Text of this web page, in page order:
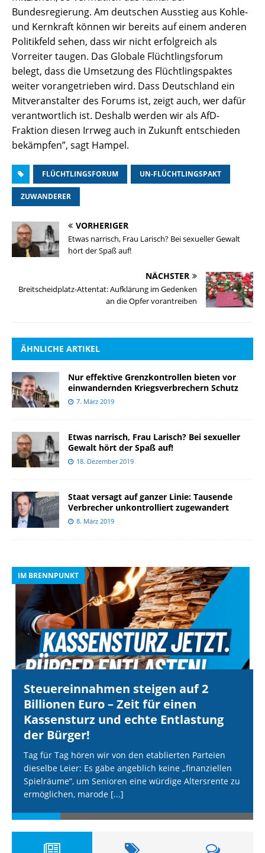
Bundesregierung. Am deutschen Ausstieg aus Kohle-
und Kernkraft können wir bereits auf einem anderen
Politikfeld sehen, dass wir nicht erfolgreich als
Vorreiter taugen. Das Globale Flüchtlingsforum
belegt, dass die Umsetzung des Flüchtlingspaktes
weiter vorangetrieben wird. Dass Deutschland ein
Mitveranstalter des Forums ist, zeigt auch, wer dafür
verantwortlich ist. Deshalb werden wir als AfD-
Fraktion diesen Irrweg auch in Zukunft entschieden
bekämpfen”, sagt Hampel.
FLÜCHTLINGSFORUM UN-FLÜCHTLINGSPAKT
ZUWANDERER
VORHERIGER
Etwas narrisch, Frau Larisch? Bei sexueller Gewalt
hört der Spaß auf!
NÄCHSTER
Breitscheidplatz-Attentat: Aufklärung im Gedenken
an die Opfer vorantreiben
ÄHNLICHE ARTIKEL
Nur effektive Grenzkontrollen bieten vor
einwandernden Kriegsverbrechern Schutz
7. März 2019
Etwas narrisch, Frau Larisch? Bei sexueller
Gewalt hört der Spaß auf!
18. Dezember 2019
Staat versagt auf ganzer Linie: Tausende
Verbrecher unkontrolliert zugewandert
8. März 2019
IM BRENNPUNKT
Steuereinnahmen steigen auf 2
Billionen Euro – Zeit für einen
Kassensturz und echte Entlastung
der Bürger!
Tag für Tag hören wir von den etablierten Parteien
dieselbe Leier: Es gäbe angeblich keine „finanziellen
Spielräume“, um Senioren eine würdige Altersrente zu
ermöglichen, marode [...]